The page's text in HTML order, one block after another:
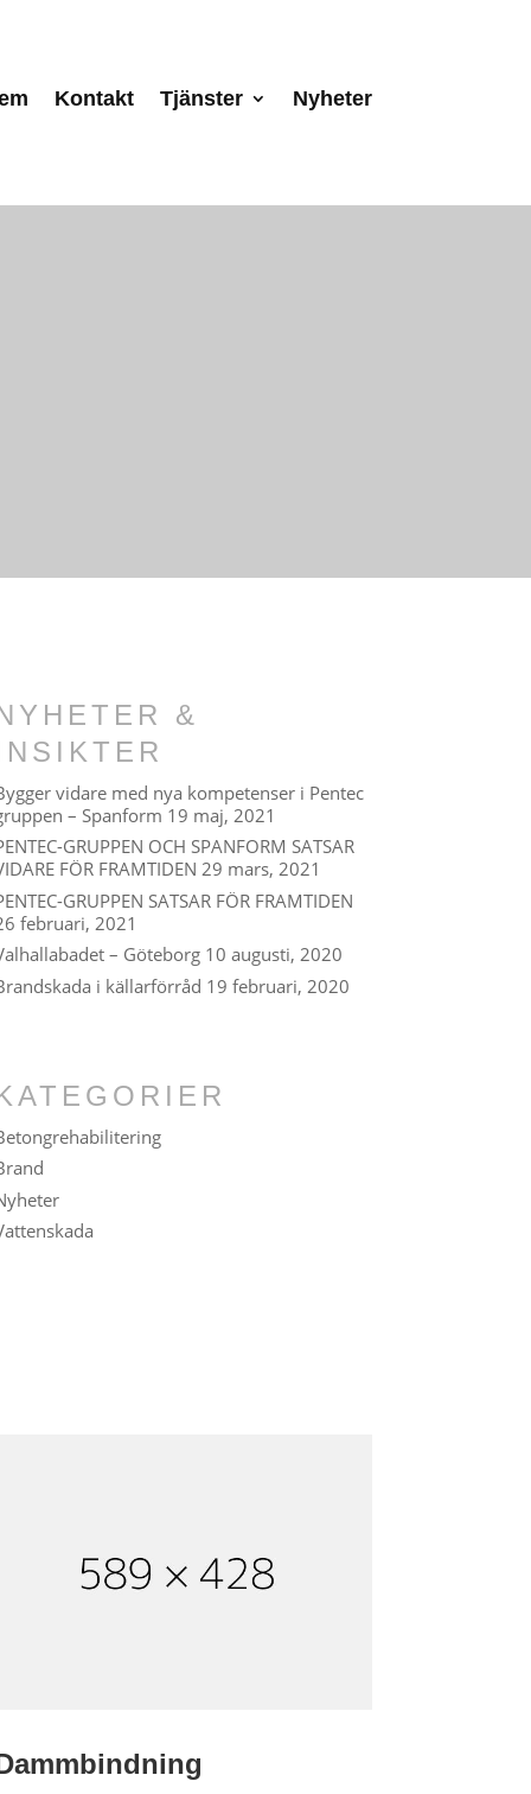
Kontakt Tjänster Nyheter
&
vidare med nya kompetenser i Pentec
– Spanform 19 maj, 2021
GRUPPEN OCH SPANFORM SATSAR
FÖR FRAMTIDEN 29 mars, 2021
GRUPPEN SATSAR FÖR FRAMTIDEN
februari, 2021
– Göteborg 10 augusti, 2020
i källarförråd 19 februari, 2020